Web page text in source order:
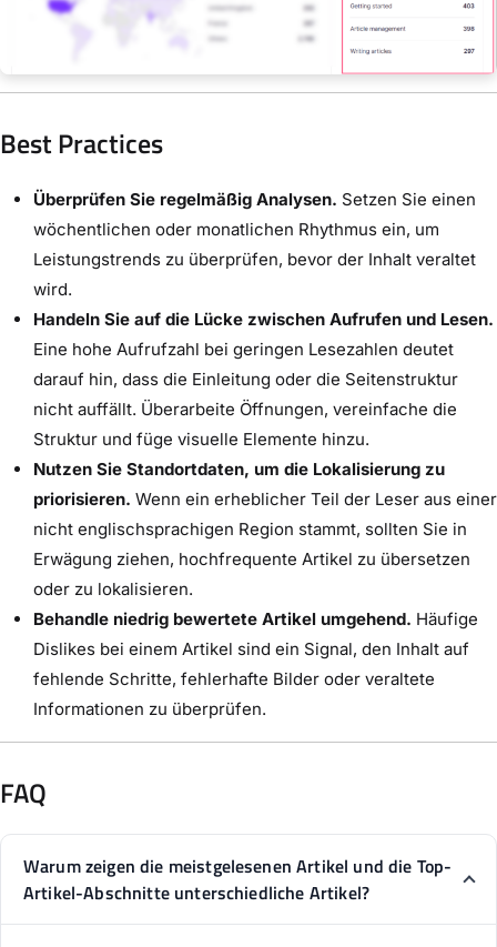
Best Practices
Überprüfen Sie regelmäßig Analysen. Setzen Sie einen
wöchentlichen oder monatlichen Rhythmus ein, um
Leistungstrends zu überprüfen, bevor der Inhalt veraltet
wird.
Handeln Sie auf die Lücke zwischen Aufrufen und Lesen.
Eine hohe Aufrufzahl bei geringen Lesezahlen deutet
darauf hin, dass die Einleitung oder die Seitenstruktur
nicht auffällt. Überarbeite Öffnungen, vereinfache die
Struktur und füge visuelle Elemente hinzu.
Nutzen Sie Standortdaten, um die Lokalisierung zu
priorisieren. Wenn ein erheblicher Teil der Leser aus einer
nicht englischsprachigen Region stammt, sollten Sie in
Erwägung ziehen, hochfrequente Artikel zu übersetzen
oder zu lokalisieren.
Behandle niedrig bewertete Artikel umgehend. Häufige
Dislikes bei einem Artikel sind ein Signal, den Inhalt auf
fehlende Schritte, fehlerhafte Bilder oder veraltete
Informationen zu überprüfen.
FAQ
Warum zeigen die meistgelesenen Artikel und die Top-
Artikel-Abschnitte unterschiedliche Artikel?